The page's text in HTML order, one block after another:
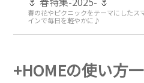
春の花やピクニックをテーマにしたス
インで毎日を軽やかに♪
+HOMEの使い方